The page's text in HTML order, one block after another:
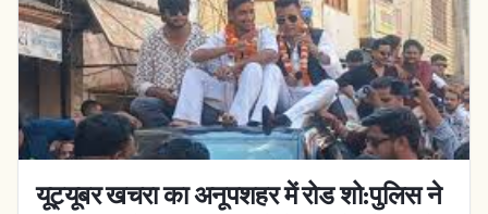
यूट्यूबर खचरा का अनूपशहर में रोड शो:पुलिस ने